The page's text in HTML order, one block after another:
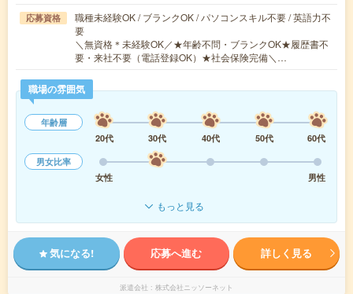
応募資格
職種未経験OK / ブランクOK / パソコンスキル不要 / 英語力不
要
＼無資格＊未経験OK／★年齢不問・ブランクOK★履歴書不
要・来社不要（電話登録OK）★社会保険完備＼…
職場の雰囲気
年齢層
20代
30代 40代 50代
60代
男女比率
女性
男性
もっと見る
気になる! 応募へ進む 詳しく見る
派遣会社 株式会社ニッソーネット